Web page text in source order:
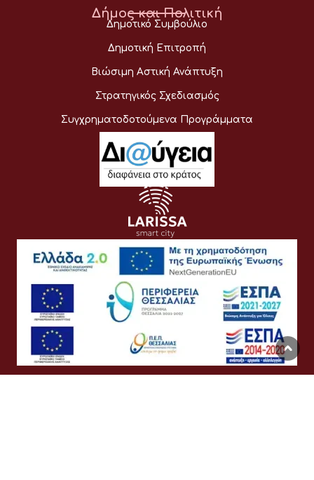
Δήμος και Πολιτική
Δημοτικό Συμβούλιο
Δημοτική Επιτροπή
Βιώσιμη Αστική Ανάπτυξη
Στρατηγικός Σχεδιασμός
Συγχρηματοδοτούμενα Προγράμματα